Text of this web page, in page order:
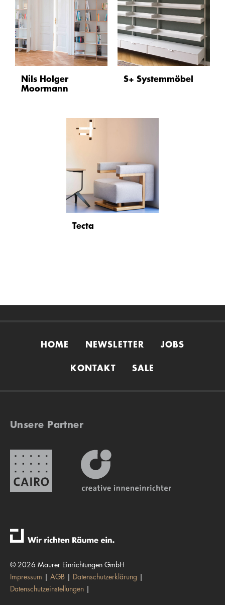
Nils Holger
Moormann
S+ Systemmöbel
Tecta
HOME NEWSLETTER JOBS
KONTAKT SALE
Unsere Partner
© 2026 Maurer Einrichtungen GmbH
Impressum
AGB
Datenschutzerklärung
Datenschutzeinstellungen